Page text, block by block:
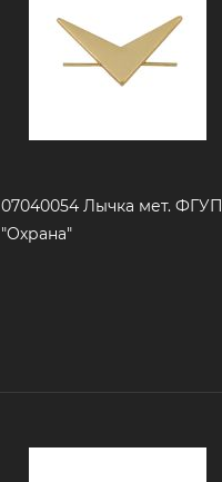
07040054 Лычка мет. ФГУП
"Охрана"